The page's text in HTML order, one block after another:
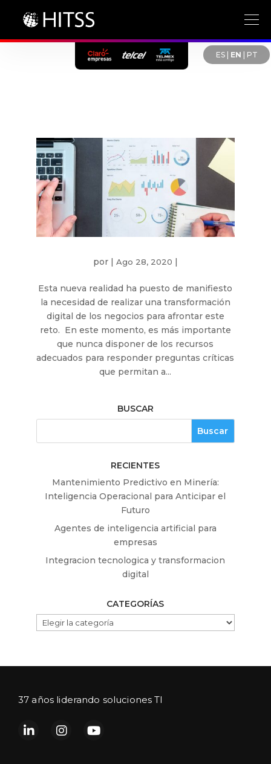
ES| EN PT
por | Ago 28, 2020 |
Esta nueva realidad ha puesto de manifiesto
la necesidad de realizar una transformación
digital de los negocios para afrontar este
reto. En este momento, es más importante
que nunca disponer de los recursos
adecuados para responder preguntas críticas
que permitan a...
BUSCAR
RECIENTES
Mantenimiento Predictivo en Minería:
Inteligencia Operacional para Anticipar el
Futuro
Agentes de inteligencia artificial para
empresas
Integracion tecnologica y transformacion
digital
CATEGORÍAS
CATEGORÍAS
37 años liderando soluciones TI